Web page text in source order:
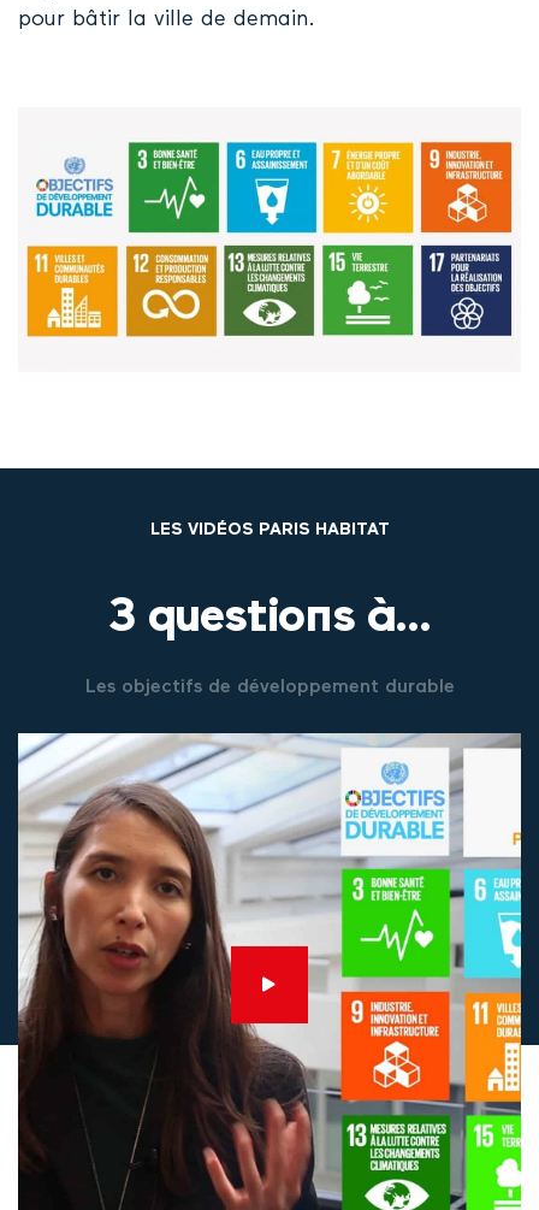
pour bâtir la ville de demain.
LES VIDÉOS PARIS HABITAT
3 questions à...
Les objectifs de développement durable